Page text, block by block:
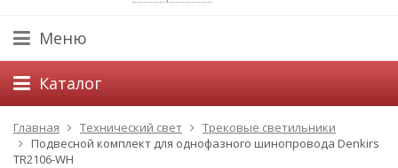
Меню
Каталог
Главная Технический свет
Трековые светильники
Подвесной комплект для однофазного шинопровода Denkirs
TR2106-WH